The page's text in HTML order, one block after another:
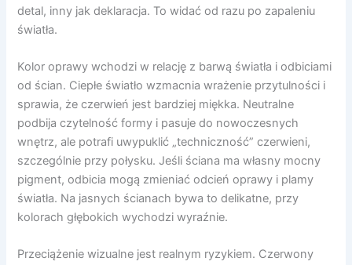
detal, inny jak deklaracja. To widać od razu po zapaleniu
światła.
Kolor oprawy wchodzi w relację z barwą światła i odbiciami
od ścian. Ciepłe światło wzmacnia wrażenie przytulności i
sprawia, że czerwień jest bardziej miękka. Neutralne
podbija czytelność formy i pasuje do nowoczesnych
wnętrz, ale potrafi uwypuklić „techniczność” czerwieni,
szczególnie przy połysku. Jeśli ściana ma własny mocny
pigment, odbicia mogą zmieniać odcień oprawy i plamy
światła. Na jasnych ścianach bywa to delikatne, przy
kolorach głębokich wychodzi wyraźnie.
Przeciążenie wizualne jest realnym ryzykiem. Czerwony